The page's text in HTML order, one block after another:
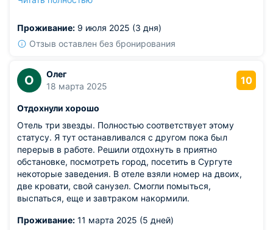
супермаркеты в шаговом доступе имеются. Уборки
раз в 3 дня.
Проживание: 9 июля 2025 (3 дня)
Отзыв оставлен без бронирования
О
Олег
18 марта 2025
10
Отдохнули хорошо
Отель три звезды. Полностью соответствует этому
статусу. Я тут останавливался с другом пока был
перерыв в работе. Решили отдохнуть в приятно
обстановке, посмотреть город, посетить в Сургуте
некоторые заведения. В отеле взяли номер на двоих,
две кровати, свой санузел. Смогли помыться,
выспаться, еще и завтраком накормили.
Проживание: 11 марта 2025 (5 дней)